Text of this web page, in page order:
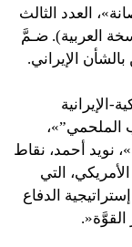
العدد الثالث
العربية). ضـمَّ
الإيرانية
الملحمي”»،
نويد أحمد، نقاط
التي
الدفاع
القوَّة«.